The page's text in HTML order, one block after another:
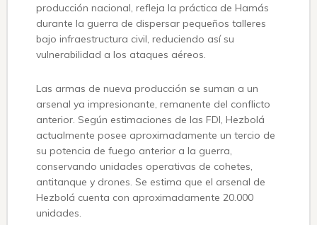
producción nacional, refleja la práctica de Hamás
durante la guerra de dispersar pequeños talleres
bajo infraestructura civil, reduciendo así su
vulnerabilidad a los ataques aéreos.
Las armas de nueva producción se suman a un
arsenal ya impresionante, remanente del conflicto
anterior. Según estimaciones de las FDI, Hezbolá
actualmente posee aproximadamente un tercio de
su potencia de fuego anterior a la guerra,
conservando unidades operativas de cohetes,
antitanque y drones. Se estima que el arsenal de
Hezbolá cuenta con aproximadamente 20.000
unidades.